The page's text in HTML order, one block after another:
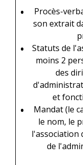
Procès-
son extrait
Statuts de
moins 2
des
et
Mandat (le
le nom, le
l'association
de